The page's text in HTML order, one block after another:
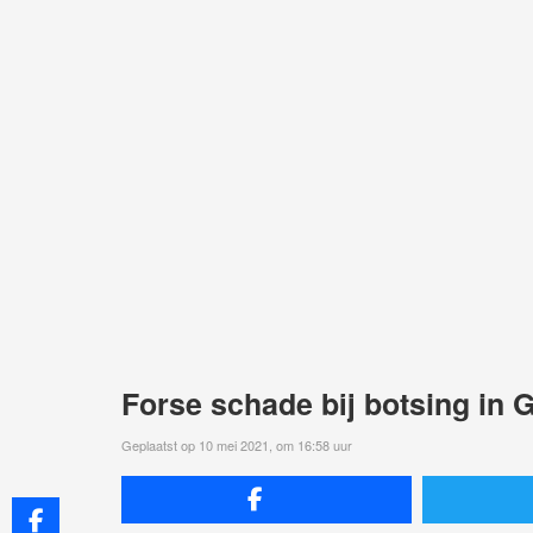
Forse schade bij botsing in
Geplaatst op 10 mei 2021, om 16:58 uur